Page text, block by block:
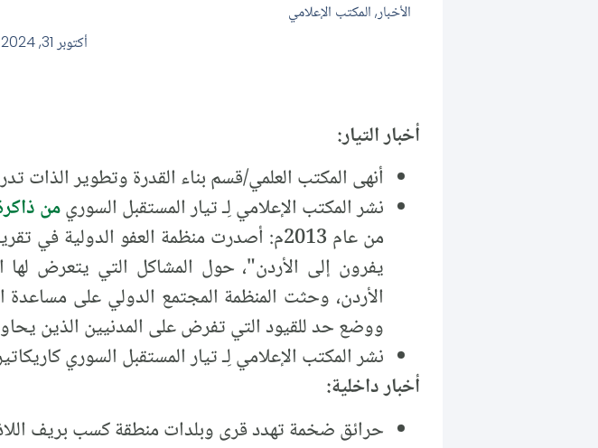
الأخبار, المكتب الإعلامي
أكتوبر 31, 2024
أخبار التيار:
أنهى المكتب العلمي/قسم بناء القدرة وتطوير الذات
نشر المكتب الإعلامي لِـ تيار المستقبل السوريمن ذاكرة
من عام 2013م: أصدرت منظمة العفو
يفرون إلى الأردن"، حول المشاكل التي يتعرض
الأردن، وحثت المنظمة المجتمع الدولي على مساعدة
ووضع حد للقيود التي تفرض على المدنيين الذين
نشر المكتب الإعلامي لِـ تيار المستقبل السوري
أخبار داخلية:
حرائق ضخمة تهدد قرى وبلدات منطقة كسب بريف